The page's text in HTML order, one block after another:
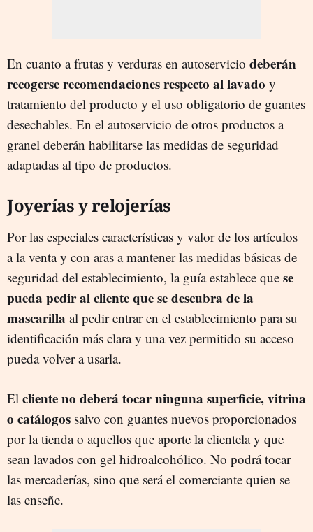
En cuanto a frutas y verduras en autoservicio deberán
recogerse recomendaciones respecto al lavado y
tratamiento del producto y el uso obligatorio de guantes
desechables. En el autoservicio de otros productos a
granel deberán habilitarse las medidas de seguridad
adaptadas al tipo de productos.
Joyerías y relojerías
Por las especiales características y valor de los artículos
a la venta y con aras a mantener las medidas básicas de
seguridad del establecimiento, la guía establece que se
pueda pedir al cliente que se descubra de la
mascarilla al pedir entrar en el establecimiento para su
identificación más clara y una vez permitido su acceso
pueda volver a usarla.
El cliente no deberá tocar ninguna superficie, vitrina
o catálogos salvo con guantes nuevos proporcionados
por la tienda o aquellos que aporte la clientela y que
sean lavados con gel hidroalcohólico. No podrá tocar
las mercaderías, sino que será el comerciante quien se
las enseñe.